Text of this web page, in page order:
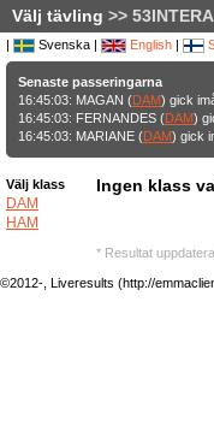
Välj tävling >>
| Svenska | English |
Senaste passeringarna
16:45:03: MAGAN (DAM) gick
16:45:03: FERNANDES (DAM)
16:45:03: MARIANE (DAM) gick
Välj klass
DAM
HAM
Ingen klass
* Resultat
©2012-, Liveresults (http://